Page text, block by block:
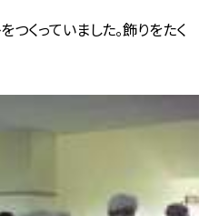
つくっていました。飾りをたく